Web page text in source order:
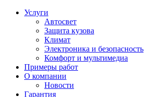
Услуги
Автосвет
Защита кузова
Климат
Электроника и безопасность
Комфорт и мультимедиа
Примеры работ
О компании
Новости
Гарантия